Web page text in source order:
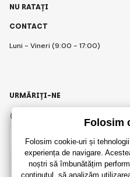
CONTACT
Luni - Vineri (9:00 - 17:00)
NU RATAȚI
Romanian
URMĂRIȚI-NE
Instagram